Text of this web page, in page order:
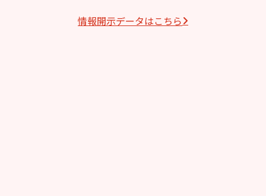
情報開⽰データはこちら
園のこと